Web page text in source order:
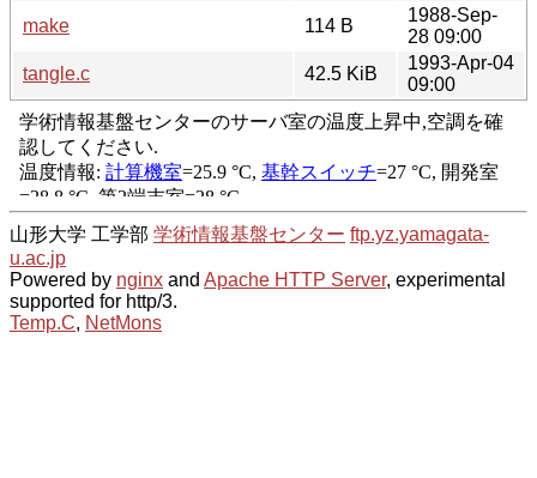
make
114 B
1988-Sep-
28 09:00
tangle.c
42.5 KiB
1993-Apr-04
09:00
山形大学 工学部 学術情報基盤センター ftp.yz.yamagata-
u.ac.jp
Powered by nginx and Apache HTTP Server, experimental
supported for http/3.
Temp.C, NetMons